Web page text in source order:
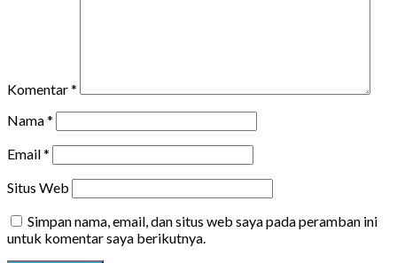
Komentar*
Nama*
Email*
Situs Web
Simpan nama, email, dan situs web saya pada peramban ini
untuk komentar saya berikutnya.